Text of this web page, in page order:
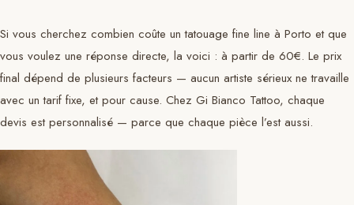
Si vous cherchez combien coûte un tatouage fine line à Porto et que
vous voulez une réponse directe, la voici : à partir de 60€. Le prix
final dépend de plusieurs facteurs — aucun artiste sérieux ne travaille
avec un tarif fixe, et pour cause. Chez Gi Bianco Tattoo, chaque
devis est personnalisé — parce que chaque pièce l’est aussi.